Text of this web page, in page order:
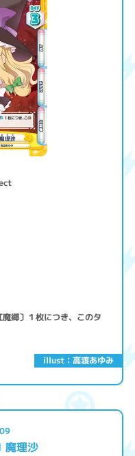
illust：高渡あゆみ
魔郷〕１枚につき、このタ
魔理沙